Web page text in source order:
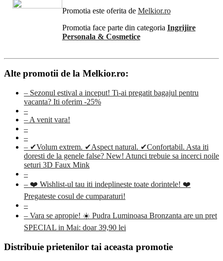
Promotia este oferita de Melkior.ro
Promotia face parte din categoria Ingrijire
Personala & Cosmetice
Alte promotii de la Melkior.ro:
– Sezonul estival a inceput! Ti-ai pregatit bagajul pentru
vacanta? Iti oferim -25%
–
– A venit vara!
–
–
– ✔Volum extrem. ✔Aspect natural. ✔Confortabil. Asta iti
doresti de la genele false? New! Atunci trebuie sa incerci noile
seturi 3D Faux Mink
–
– ❤️ Wishlist-ul tau iti indeplineste toate dorintele! ❤️
Pregateste cosul de cumparaturi!
–
– Vara se apropie! ☀️ Pudra Luminoasa Bronzanta are un pret
SPECIAL in Mai: doar 39,90 lei
Distribuie prietenilor tai aceasta promotie